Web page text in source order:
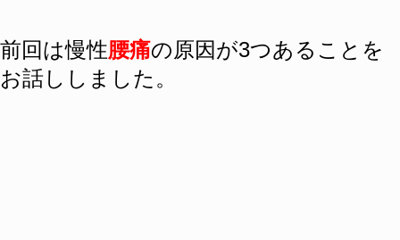
前回は慢性腰痛の原因が3つあることを
お話ししました。